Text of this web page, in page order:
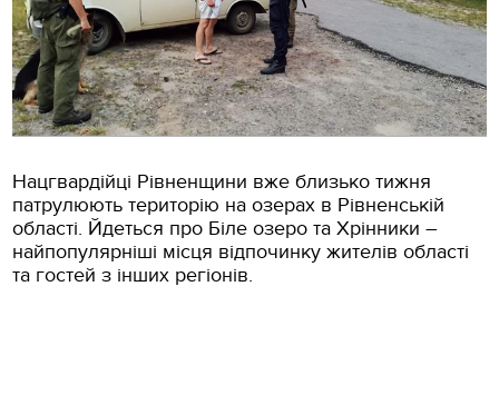
Нацгвардійці Рівненщини вже близько тижня
патрулюють територію на озерах в Рівненській
області. Йдеться про Біле озеро та Хрінники –
найпопулярніші місця відпочинку жителів області
та гостей з інших регіонів.